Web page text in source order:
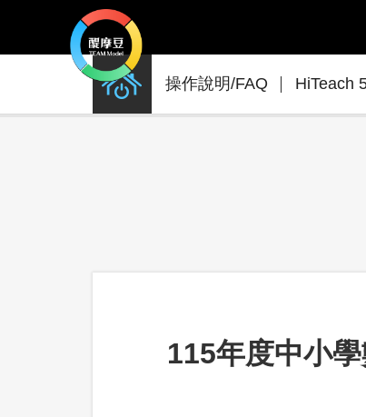
操作說明/FAQ HiTeach
115年度中小